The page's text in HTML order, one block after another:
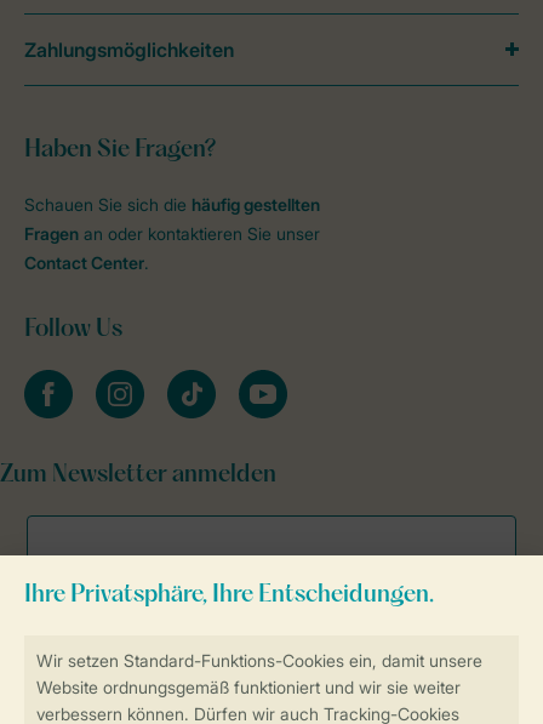
Sicher und schnell zur Online-Buchung
Haben Sie Fragen?
Schauen Sie sich die häufig gestellten
Fragen an oder kontaktieren Sie unser
Contact Center.
Follow Us
facebookinstagramtiktok youtube
Zum Newsletter anmelden
Zahlungsmöglichkeiten